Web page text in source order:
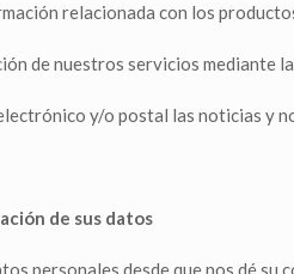
relacionada con los
de nuestros servicios mediante
y/o postal las noticias y
de sus datos
personales desde que nos dé